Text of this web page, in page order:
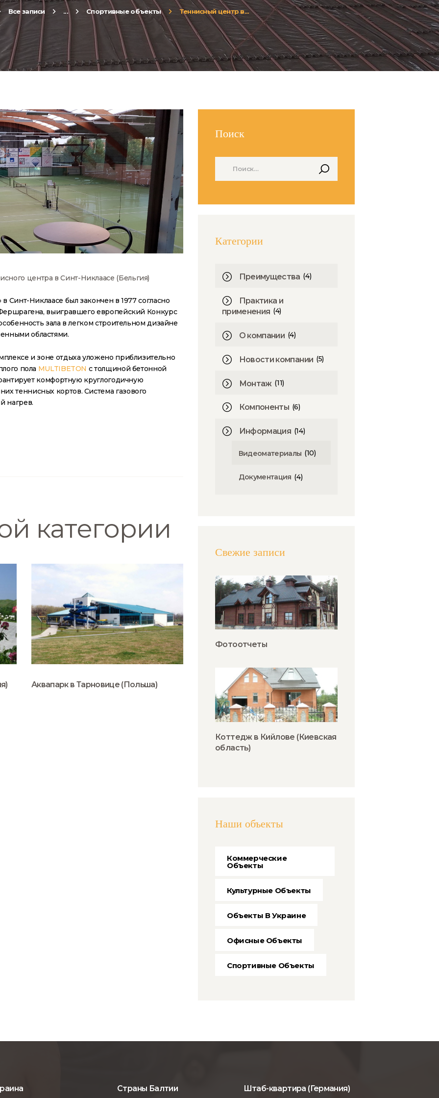
Все записи ... Спортивные объекты Теннисный центр в...
центра в Синт-Никлаасе (Бельгия)
Синт-Никлаасе был закончен в 1977 согласно
выигравшего европейский Конкурс
зала в легком строительном дизайне
областями.
и зоне отдыха уложено приблизительно
пола MULTIBETON с толщиной бетонной
комфортную круглогодичную
теннисных кортов. Система газового
нагрев.
категории
Аквапарк в Тарновице (Польша)
Поиск
Категории
Преимущества (4)
Практика и
применения (4)
О компании (4)
Новости компании (5)
Монтаж (11)
Компоненты (6)
Информация (14)
Видеоматериалы (10)
Документация (4)
Свежие записи
Фотоотчеты
Коттедж в Кийлове (Киевская
область)
Наши объекты
Коммерческие
Объекты
Культурные Объекты
Объекты В Украине
Офисные Объекты
Спортивные Объекты
Страны Балтии Штаб-квартира (Германия)